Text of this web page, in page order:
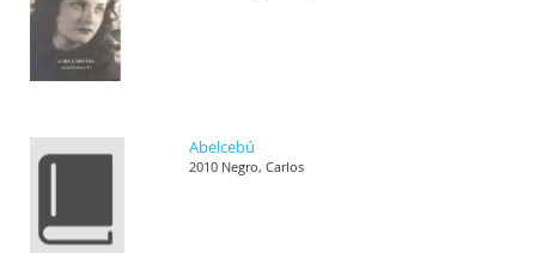
Abelcebú
2010 Negro, Carlos